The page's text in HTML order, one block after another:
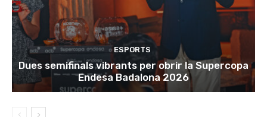
ESPORTS
Dues semifinals vibrants per obrir la Supercopa
Endesa Badalona 2026